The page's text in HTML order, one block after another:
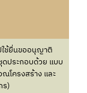
ใช้ยื่นขออนุญาติ
ดประกอบด้วย แบบ
โครงสร้าง และ
ร)